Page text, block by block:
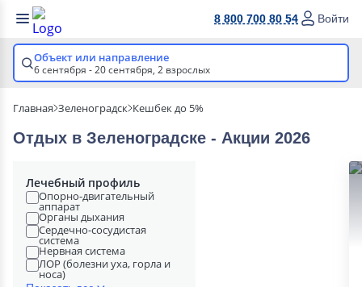
8 800 700 80 54 Войти
Объект или направление
6 сентября - 20 сентября, 2 взрослых
Главная Зеленоградск Кешбек до 5%
Отдых в Зеленоградске - Акции 2026
Лечебный профиль
Опорно-двигательный
аппарат
Органы дыхания
Сердечно-сосудистая
система
Нервная система
ЛОР (болезни уха, горла и
носа)